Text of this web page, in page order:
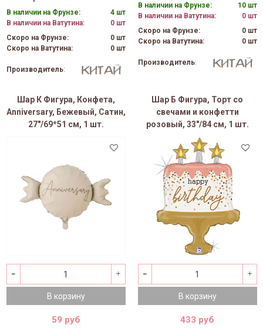
В наличии на Фрунзе:
4 шт
В наличии на Ватутина:
0 шт
Скоро на Фрунзе:
0 шт
Скоро на Ватутина:
0 шт
Производитель:
В наличии на Фрунзе:
10 шт
В наличии на Ватутина:
0 шт
Скоро на Фрунзе:
0 шт
Скоро на Ватутина:
0 шт
Производитель:
Шар К Фигура, Конфета,
Anniversary, Бежевый, Сатин,
27"/69*51 см, 1 шт.
В корзину
59 руб
Шар Б Фигура, Торт со
свечами и конфетти
розовый, 33"/84 см, 1 шт.
В корзину
433 руб